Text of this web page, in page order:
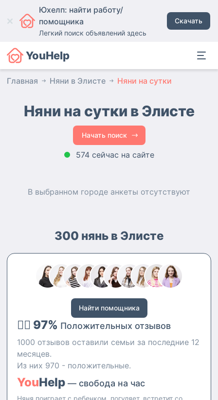
Юхелп: найти работу/
помощника
Легкий поиск объявлений здесь
Скачать
YouHelp
Главная Няни в Элисте Няни на сутки
Няни на сутки в Элисте
Начать поиск
574 сейчас на сайте
В выбранном городе анкеты отсутствуют
300 нянь в Элисте
Найти помощника
👍🏻 97% Положительных отзывов
1000 отзывов оставили семьи за последние 12
месяцев.
Из них 970 - положительные.
YouHelp — свобода на час
Няня поиграет с ребенком, погуляет, встретит со